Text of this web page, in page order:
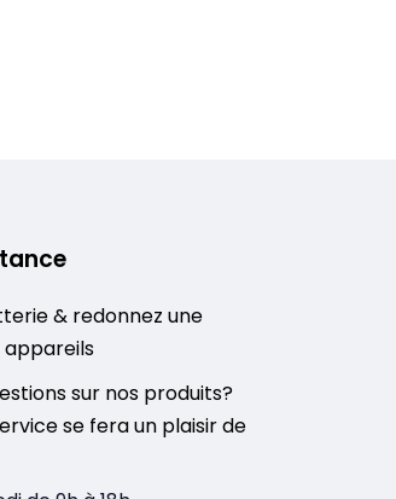
& redonnez une
appareils
sur nos produits?
se fera un plaisir de